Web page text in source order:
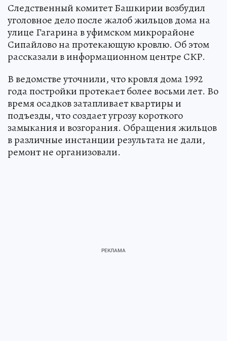
Следственный комитет Башкирии возбудил
уголовное дело после жалоб жильцов дома на
улице Гагарина в уфимском микрорайоне
Сипайлово на протекающую кровлю. Об этом
рассказали в информационном центре СКР.
В ведомстве уточнили, что кровля дома 1992
года постройки протекает более восьми лет. Во
время осадков затапливает квартиры и
подъезды, что создает угрозу короткого
замыкания и возгорания. Обращения жильцов
в различные инстанции результата не дали,
ремонт не организовали.